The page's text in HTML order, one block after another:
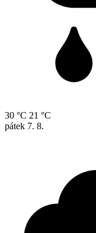
30 °C 21 °C
pátek 7. 8.